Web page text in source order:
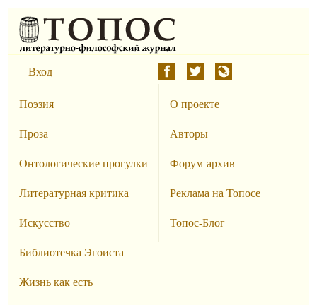
Вход
Поэзия
Проза
Онтологические прогулки
Литературная критика
Искусство
Библиотечка Эгоиста
Жизнь как есть
О проекте
Авторы
Форум-архив
Реклама на Топосе
Топос-Блог